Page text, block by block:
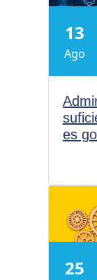
13
Ago
es
25